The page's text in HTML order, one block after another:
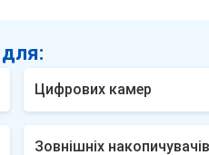
для:
Цифрових камер
Зовнішніх накопичувачів